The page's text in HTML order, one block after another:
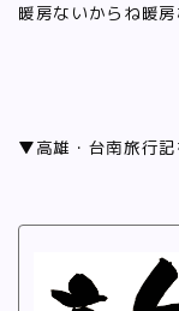
暖房ないからね暖
▼高雄・台南旅行記